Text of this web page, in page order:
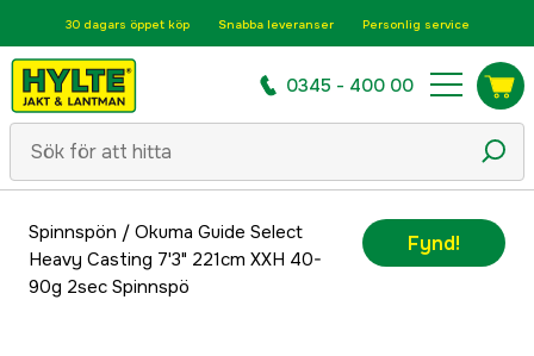
30 dagars öppet köp Snabba leveranser Personlig service
0345 - 400 00
Spinnspön / Okuma Guide Select
Heavy Casting 7'3" 221cm XXH 40-
90g 2sec Spinnspö
Fynd!